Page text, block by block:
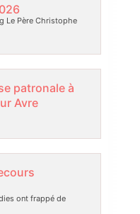
Le Père Christophe
patronale à
Avre
ont frappé de